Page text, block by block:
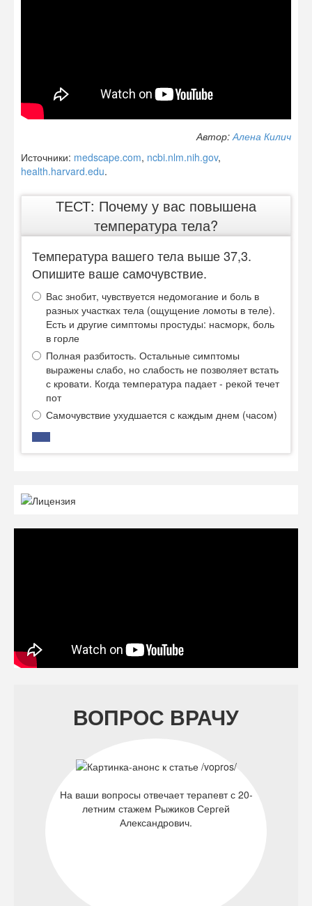
Автор:Алена Килич
Источники: medscape.com, ncbi.nlm.nih.gov,
health.harvard.edu.
ТЕСТ: Почему у вас повышена
температура тела?
Температура вашего тела выше 37,3.
Опишите ваше самочувствие.
Вас знобит, чувствуется недомогание и боль в
разных участках тела (ощущение ломоты в теле).
Есть и другие симптомы простуды: насморк, боль
в горле
Полная разбитость. Остальные симптомы
выражены слабо, но слабость не позволяет встать
с кровати. Когда температура падает - рекой течет
пот
Самочувствие ухудшается с каждым днем (часом)
ВОПРОС ВРАЧУ
На ваши вопросы отвечает терапевт с 20-
летним стажем Рыжиков Сергей
Александрович.